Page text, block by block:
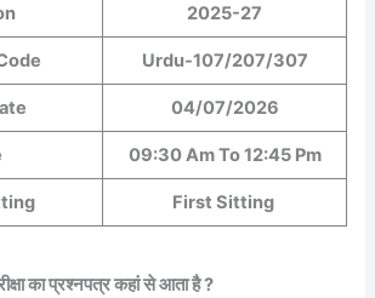
2025-27
Urdu-107/207/307
04/07/2026
09:30 Am To 12:45 Pm
First Sitting
का प्रश्नपत्र कहां से आता है ?